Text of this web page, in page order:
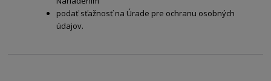
podať sťažnosť na Úrade pre ochranu osobných
údajov.